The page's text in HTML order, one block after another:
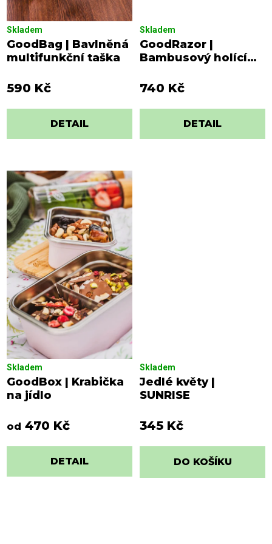
t
ů
GoodBag | Bavlněná
multifunkční taška
Skladem
590 Kč
DETAIL
GoodRazor |
Bambusový holící
Skladem
740 Kč
DETAIL
GoodBox | Krabička
na jídlo
Skladem
od 470 Kč
DETAIL
Jedlé květy |
SUNRISE
Skladem
345 Kč
DO KOŠÍKU